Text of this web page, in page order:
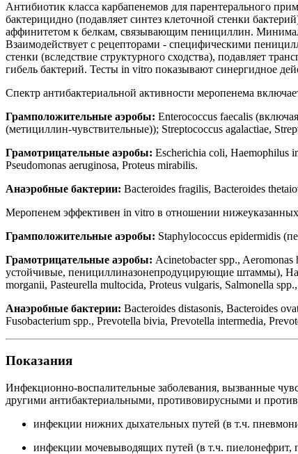
Антибиотик класса карбапенемов для парентерального
бактерицидно (подавляет синтез клеточной стенки
аффинитетом к белкам, связывающим пенициллин.
Взаимодействует с рецепторами - специфическими
стенки (вследствие структурного сходства), подавляет
гибель бактерий. Тесты in vitro показывают синергидное
Спектр антибактериальной активности меропенема
Грамположительные аэробы: Enterococcus faecalis
(метициллин-чувствительные)); Streptococcus agalactiae,
Грамотрицательные аэробы: Escherichia coli, Haemophilus
Pseudomonas aeruginosa, Proteus mirabilis.
Анаэробные бактерии: Bacteroides fragilis, Bacteroides
Меропенем эффективен in vitro в отношении
Грамположительные аэробы: Staphylococcus epidermidis
Грамотрицательные аэробы: Acinetobacter spp.,
устойчивые, пенициллиназонепродуцирующие штаммы),
morganii, Pasteurella multocida, Proteus vulgaris, Salmonella
Анаэробные бактерии: Bacteroides distasonis, Bacteroides
Fusobacterium spp., Prevotella bivia, Prevotella intermedia,
Показания
Инфекционно-воспалительные заболевания, вызванные
другими антибактериальными, противовирусными и
инфекции нижних дыхательных путей (в т.ч.
инфекции мочевыводящих путей (в т.ч. пиелонефрит,